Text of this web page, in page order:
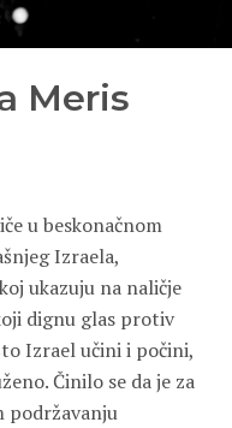
Meris
u beskonačnom
Izraela,
ukazuju na naličje
dignu glas protiv
Izrael učini i počini,
Činilo se da je za
podržavanju